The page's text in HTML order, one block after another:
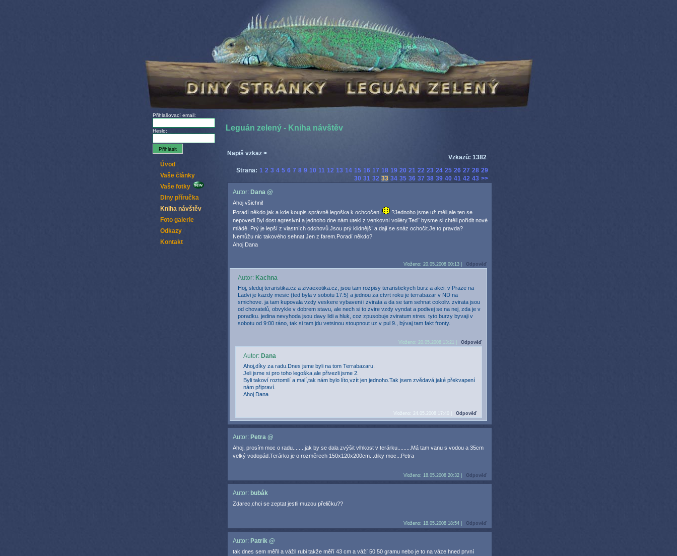
Přihlašovací email:
Heslo:
Úvod
Vaše články
Vaše fotky
Diny příručka
Kniha návštěv
Foto galerie
Odkazy
Kontakt
Leguán zelený - Kniha návštěv
Napiš vzkaz >
Vzkazů: 1382
Strana: 1 2 3 4 5 6 7 8 9 10 11 12 13 14 15 16 17 18 19 20 21 22 23 24 25 26 27 28 29
30 31 32 33 34 35 36 37 38 39 40 41 42 43 >>
Autor: Dana @
Ahoj všichni!
Poradí někdo,jak a kde koupis správně legoška k ochcočení
?Jednoho jsme už měli,ale ten se
nepovedl.Byl dost agresivní a jednoho dne nám utekl z venkovní voliéry.Tedˇ bysme si chtěli pořídit nové
mládě. Prý je lepší z vlastních odchovů.Jsou prý klidnější a dají se snáz ochočit.Je to pravda?
Nemůžu nic takového sehnat.Jen z farem.Poradí někdo?
Ahoj Dana
Vloženo: 20.05.2008 00:13 | Odpověď
Autor: Kachna
Hoj, sleduj teraristika.cz a zivaexotika.cz, jsou tam rozpisy teraristickych burz a akci. v Praze na
Ladvi je kazdy mesic (ted byla v sobotu 17.5) a jednou za ctvrt roku je terrabazar v ND na
smichove. ja tam kupovala vzdy veskere vybaveni i zvirata a da se tam sehnat cokoliv. zvirata jsou
od chovatelů, obvykle v dobrem stavu, ale nech si to zvire vzdy vyndat a podivej se na nej, zda je v
poradku. jedina nevyhoda jsou davy lidi a hluk, coz zpusobuje zviratum stres. tyto burzy byvaji v
sobotu od 9:00 ráno, tak si tam jdu vetsinou stoupnout uz v pul 9., bývaj tam fakt fronty.
Vloženo: 20.05.2008 13:21 | Odpověď
Autor: Dana
Ahoj,díky za radu.Dnes jsme byli na tom Terrabazaru.
Jeli jsme si pro toho legoška,ale přivezli jsme 2.
Byli takoví roztomilí a malí,tak nám bylo líto,vzít jen jednoho.Tak jsem zvědavá,jaké překvapení
nám připraví.
Ahoj Dana
Vloženo: 24.05.2008 17:40 | Odpověď
Autor: Petra @
Ahoj, prosím moc o radu........jak by se dala zvýšit vlhkost v terárku.........Má tam vanu s vodou a 35cm
velký vodopád.Terárko je o rozměrech 150x120x200cm...diky moc...Petra
Vloženo: 18.05.2008 20:32 | Odpověď
Autor: bubák
Zdarec,chci se zeptat jestli muzou přeličku??
Vloženo: 18.05.2008 18:54 | Odpověď
Autor: Patrik @
tak dnes sem měřil a vážil rubi takže měří 43 cm a váží 50 50 gramu nebo je to na váze hned první